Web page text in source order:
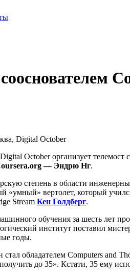
Digital October
October организует
— Эндрю Нг.
степень в области
«умный» вертолет, который
Stream Кен Голдберг.
обучения за шесть лет
институт поставил
годы.
обладателем Computers and
до 35». Кстати, 35 ему